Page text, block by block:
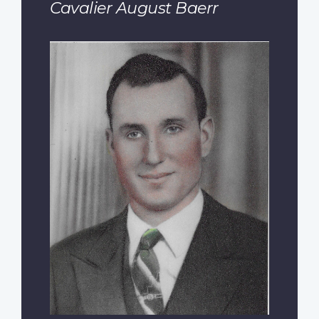
Cavalier August Baerr